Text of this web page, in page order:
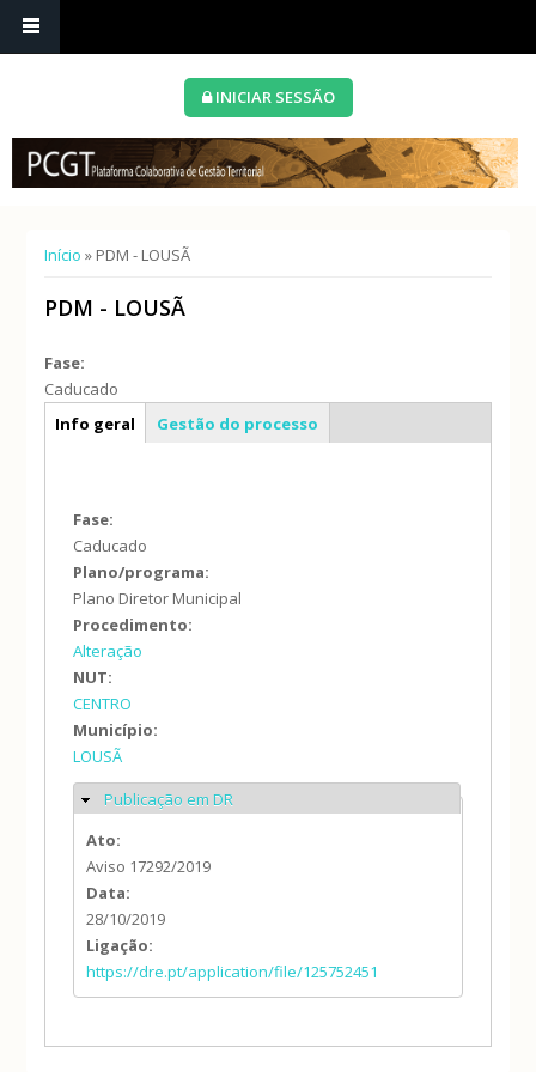
INICIAR SESSÃO
Está aqui
Início » PDM - LOUSÃ
PDM - LOUSÃ
Fase:
Caducado
Caracterização geral
Info geral
Gestão do processo
Fase:
Caducado
Plano/programa:
Plano Diretor Municipal
Procedimento:
Alteração
NUT:
CENTRO
Município:
LOUSÃ
Ocultar
Publicação em DR
Ato:
Aviso 17292/2019
Data:
28/10/2019
Ligação:
https://dre.pt/application/file/125752451